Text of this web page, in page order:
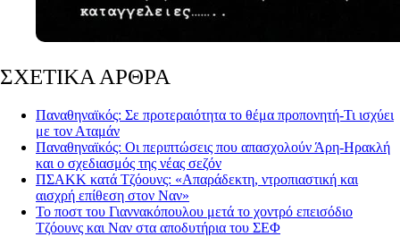
ΣΧΕΤΙΚΑ ΑΡΘΡΑ
Παναθηναϊκός: Σε προτεραιότητα το θέμα προπονητή-Τι ισχύει
με τον Αταμάν
Παναθηναϊκός: Οι περιπτώσεις που απασχολούν Άρη-Ηρακλή
και ο σχεδιασμός της νέας σεζόν
ΠΣΑΚΚ κατά Τζόουνς: «Απαράδεκτη, ντροπιαστική και
αισχρή επίθεση στον Ναν»
Το ποστ του Γιαννακόπουλου μετά το χοντρό επεισόδιο
Τζόουνς και Ναν στα αποδυτήρια του ΣΕΦ